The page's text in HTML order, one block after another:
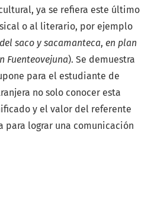
ya se refiera este último
o al literario, por ejemplo
saco y sacamanteca, en plan
Fuenteovejuna). Se demuestra
para el estudiante de
no solo conocer esta
y el valor del referente
para lograr una comunicación